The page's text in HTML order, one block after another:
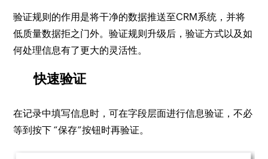
验证规则的作用是将干净的数据推送至CRM系统，并将
低质量数据拒之门外。验证规则升级后，验证方式以及如
何处理信息有了更大的灵活性。
快速验证
在记录中填写信息时，可在字段层面进行信息验证，不必
等到按下 “保存”按钮时再验证。